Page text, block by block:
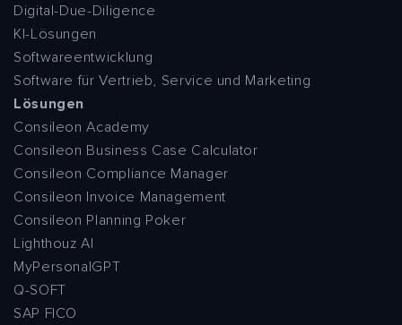
Digital-Due-Diligence
KI-Lösungen
Softwareentwicklung
Software für Vertrieb, Service und Marketing
Lösungen
Consileon Academy
Consileon Business Case Calculator
Consileon Compliance Manager
Consileon Invoice Management
Consileon Planning Poker
Lighthouz AI
MyPersonalGPT
Q-SOFT
SAP FICO